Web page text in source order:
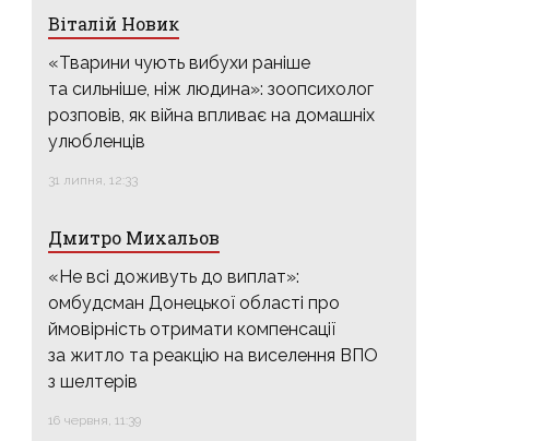
Віталій Новик
«Тварини чують вибухи раніше
та сильніше, ніж людина»: зоопсихолог
розповів, як війна впливає на домашніх
улюбленців
31 липня, 12:33
Дмитро Михальов
«Не всі доживуть до виплат»:
омбудсман Донецької області про
ймовірність отримати компенсації
за житло та реакцію на виселення ВПО
з шелтерів
16 червня, 11:39